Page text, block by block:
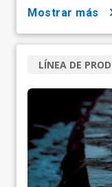
mostrar más
LÍNEA DE